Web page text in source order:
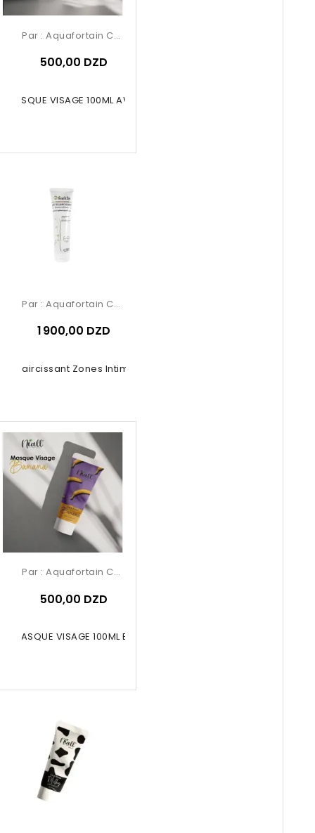
MASQUE VISAGE 100ML AVOCADO
Par : Aquafortain Cosmetics
500,00 DZD
Éclaircissant Zones Intimes –...
Par : Aquafortain Cosmetics
1 900,00 DZD
MASQUE VISAGE 100ML Banane
Par : Aquafortain Cosmetics
500,00 DZD